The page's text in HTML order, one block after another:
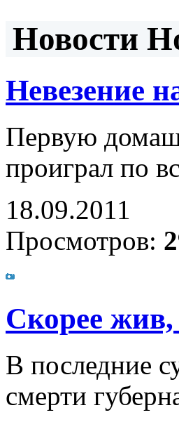
Новости
Невезение
Первую
проиграл по
18.09.2011
Просмотров:
Скорее
В последние
смерти